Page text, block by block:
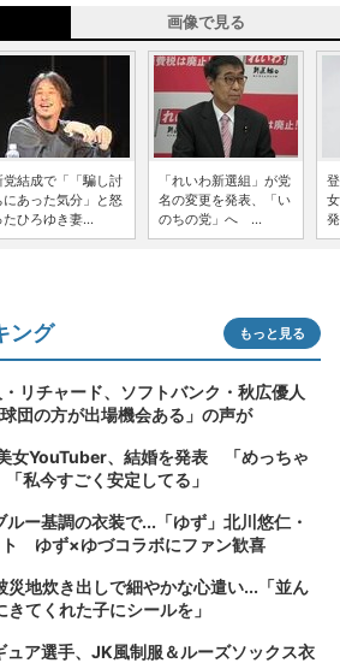
画像で見る
党結成で「「騙し討
にあった気分」と怒
たひろゆき妻...
「れいわ新選組」が党
名の変更を発表、「い
のちの党」へ ...
ング もっと見る
リチャード、ソフトバンク・秋広優人
団の方が出場機会ある」の声が
女YouTuber、結婚を発表 「めっちゃ
私今すごく安定してる」
ー基調の衣装で...「ゆず」北川悠仁・
ゆず×ゆづコラボにファン歓喜
災地炊き出しで細やかな心遣い...「並ん
てくれた子にシールを」
ュア選手、JK風制服＆ルーズソックス衣